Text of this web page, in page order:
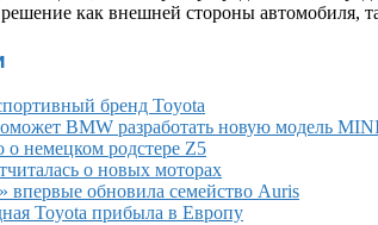
как внешней стороны автомобиля,
бренд Toyota
BMW разработать новую модель
о немецком родстере Z5
о новых моторах
впервые обновила семейство Auris
Toyota прибыла в Европу